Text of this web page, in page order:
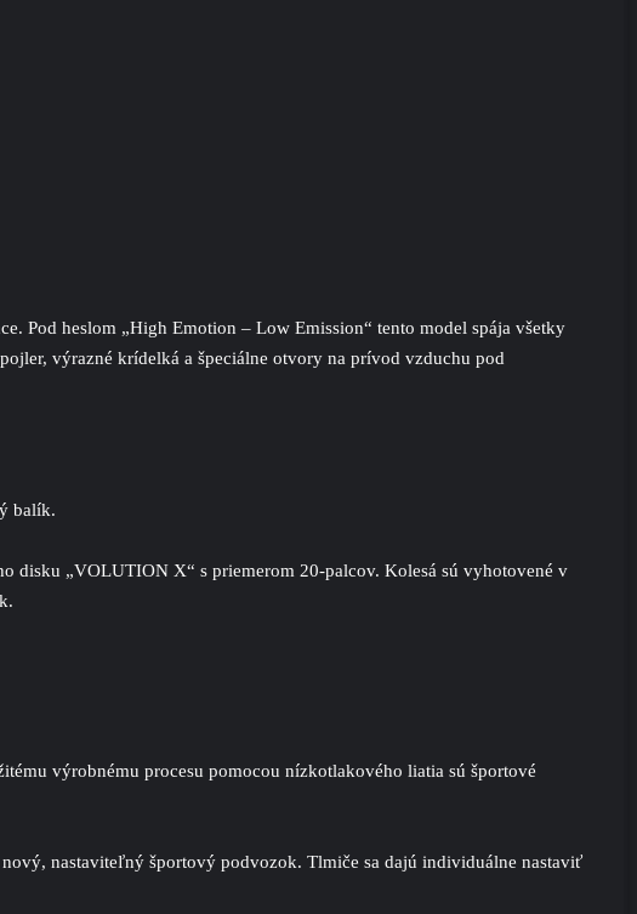
Pod heslom „High Emotion – Low Emission“ tento model spája všetky
výrazné krídelká a špeciálne otvory na prívod vzduchu pod
balík.
disku „VOLUTION X“ s priemerom 20-palcov. Kolesá sú vyhotovené v
výrobnému procesu pomocou nízkotlakového liatia sú športové
nastaviteľný športový podvozok. Tlmiče sa dajú individuálne nastaviť